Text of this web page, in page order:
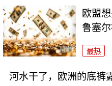
欧盟
鲁塞
最热
河水干了，欧洲的底裤